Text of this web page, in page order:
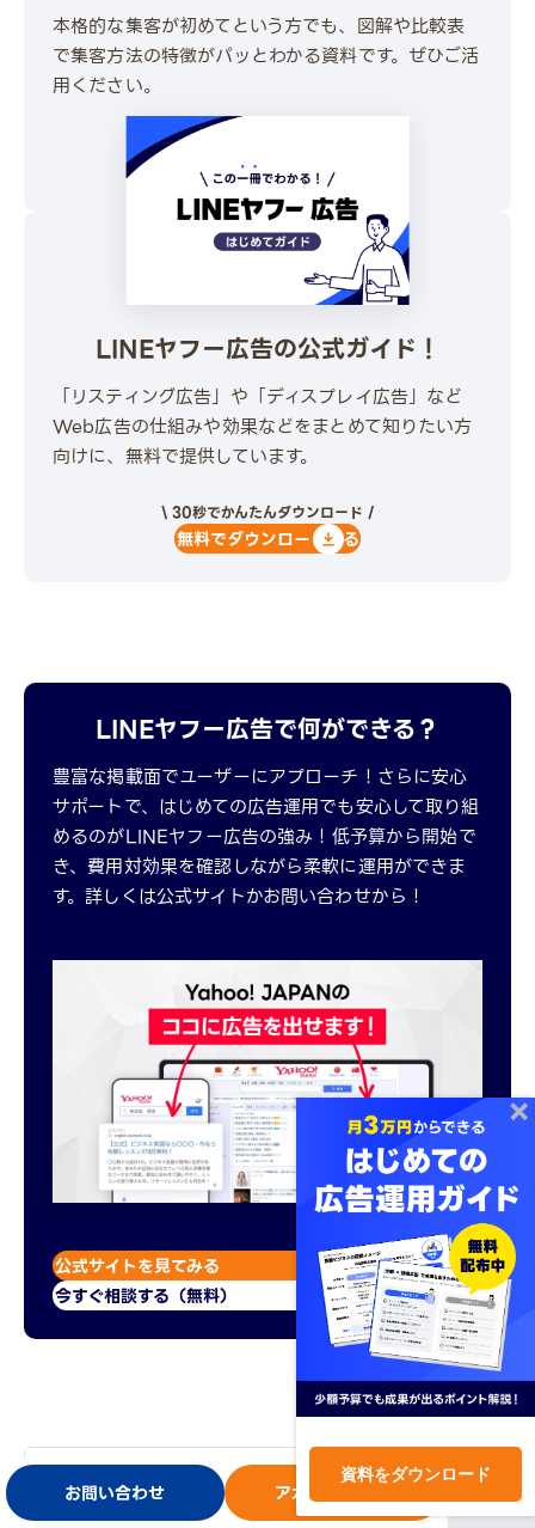
本格的な集客が初めてという方でも、図解や比較表
で集客方法の特徴がパッとわかる資料です。ぜひご活
用ください。
\ 30秒でかんたんダウンロード /
無料でダウンロードする
LINEヤフー広告の公式ガイド！
「リスティング広告」や「ディスプレイ広告」など
Web広告の仕組みや効果などをまとめて知りたい方
向けに、無料で提供しています。
\ 30秒でかんたんダウンロード /
無料でダウンロードする
LINEヤフー広告で何ができる？
豊富な掲載面でユーザーにアプローチ！さらに安心
サポートで、はじめての広告運用でも安心して取り組
めるのがLINEヤフー広告の強み！低予算から開始で
き、費用対効果を確認しながら柔軟に運用ができま
す。詳しくは公式サイトかお問い合わせから！
公式サイトを見てみる
今すぐ相談する（無料）
関連タグ： #マーケティングの基本
お問い合わせ アカウント開設
ログイン
資料をダウンロード